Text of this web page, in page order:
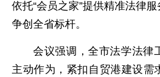
依托“会员之家”提供精准法律
争创全省标杆。
会议强调，全市法学法律
主动作为，紧扣自贸港建设需